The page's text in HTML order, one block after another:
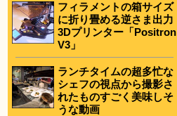
フィラメントの箱サイズ
に折り畳める逆さま出力
3Dプリンター「Positron
V3」
ランチタイムの超多忙な
シェフの視点から撮影さ
れたものすごく美味しそ
うな動画